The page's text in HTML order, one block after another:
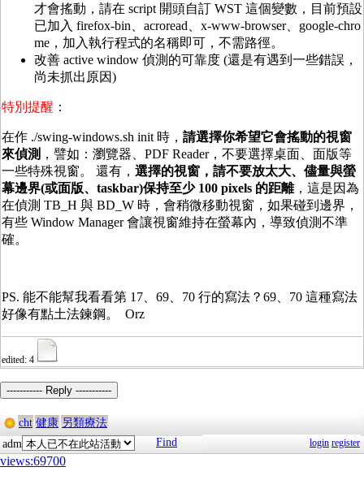
才會搖動，請在 script 開頭自訂 WST 這個變數，目前預設
已加入 firefox-bin、acroread、x-www-browser、google-chro
me，加入執行程式的名稱即可，不需路徑。
改善 active window 偵測的可靠度 (還是有遇到一些錯誤，
尚未抓出原因)
特別提醒 ：
在作 ./swing-windows.sh init 時， 請選擇你希望它會搖動的視窗
來偵測 ，譬如：瀏覽器、PDF Reader，不要選擇桌面、面版等
一些特殊視窗。 還有， 選擇的視窗，請不要放太大、儘量與螢
幕邊界(或面版、taskbar)保持至少 100 pixels 的距離，這是因為
在偵測 TB_H 與 BD_W 時，會稍微移動視窗，如果碰到邊界，
有些 Window Manager 會讓視窗維持在螢幕內，導致偵測不準
確。
PS. 能不能幫我看看第 17、69、70 行的寫法？69、70 這種寫法
好像有點土法鍊鋼。 Orz
edited: 4
----------- Reply -----------
cht 健康 另類療法
adm
Find login register
views:69700